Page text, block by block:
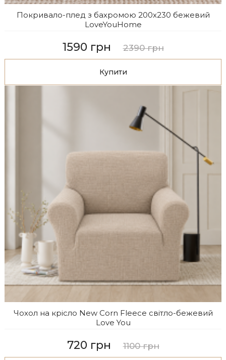
Покривало-плед з бахромою 200х230 бежевий
LoveYouHome
1590 грн 2390 грн
Купити
Чохол на крісло New Corn Fleece світло-бежевий
Love You
720 грн 1100 грн